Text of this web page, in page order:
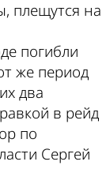
плещутся на
погибли
же период
два
в рейд
по
Сергей